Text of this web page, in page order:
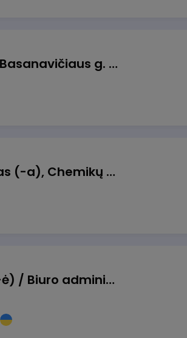
Pamainos vadovas (-ė), J. Basanavičiaus g. 6, Jonava
Kasininkas (-ė) - pardavėjas (-a), Chemikų g. 1, Jonava
Pardavimų vadybininkas (-ė) / Biuro administratorius (-ė) (B2B)